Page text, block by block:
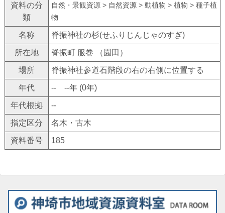
資料の分
類
自然・景観資源 > 自然資源 > 動植物 > 植物 > 種子植
物
名称 脊振神社の杉(せふりじんじゃのすぎ)
所在地 脊振町 服巻 （園田）
場所 脊振神社参道石階段の右の右側に位置する
年代 -- --年 (0年)
年代根拠 --
指定区分 名木・古木
資料番号 185